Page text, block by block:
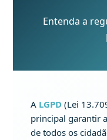
Entenda a
A LGPD (Lei
principal garantir
de todos os